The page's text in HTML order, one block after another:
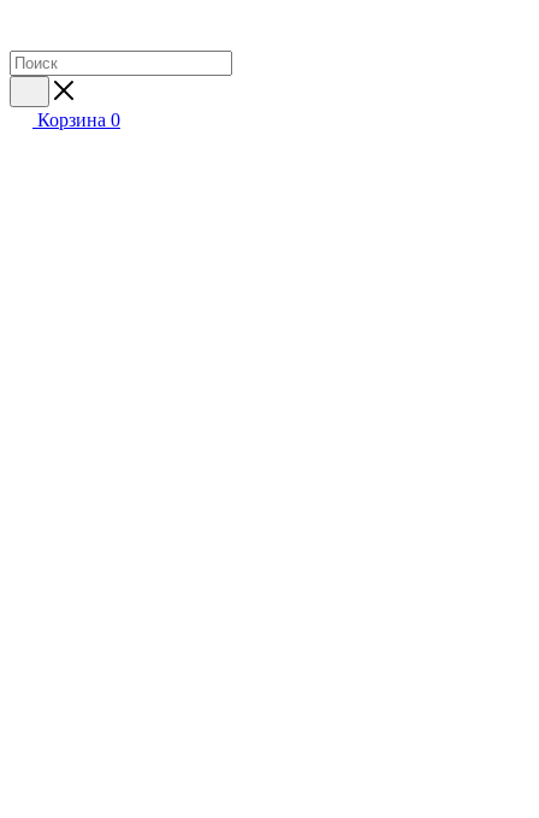
Корзина 0